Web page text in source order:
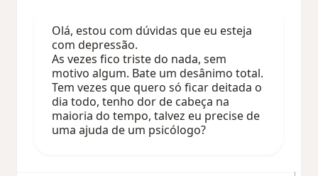
Olá, estou com dúvidas que eu esteja
com depressão.
As vezes fico triste do nada, sem
motivo algum. Bate um desânimo total.
Tem vezes que quero só ficar deitada o
dia todo, tenho dor de cabeça na
maioria do tempo, talvez eu precise de
uma ajuda de um psicólogo?